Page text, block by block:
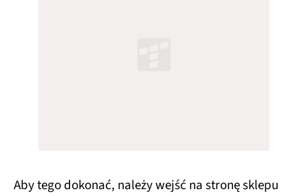
Aby tego dokonać, należy wejść na stronę sklepu